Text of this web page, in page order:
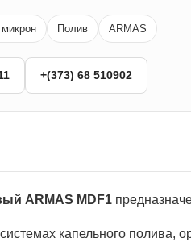
микрон Полив ARMAS
+(373) 68 510902
ARMAS MDF1
капельного полива,